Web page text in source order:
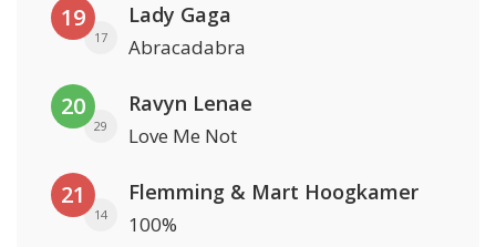
19
17
Lady Gaga
Abracadabra
20
29
Ravyn Lenae
Love Me Not
21
14
Flemming & Mart Hoogkamer
100%